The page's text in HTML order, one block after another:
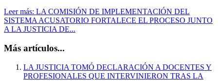
Leer más: LA COMISIÓN DE IMPLEMENTACIÓN DEL
SISTEMA ACUSATORIO FORTALECE EL PROCESO JUNTO
A LA JUSTICIA DE...
Más artículos...
LA JUSTICIA TOMÓ DECLARACIÓN A DOCENTES Y
PROFESIONALES QUE INTERVINIERON TRAS LA